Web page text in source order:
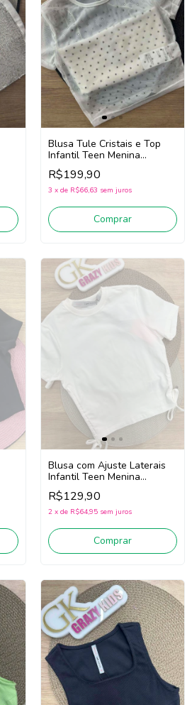
Blusa Tule Cristais e Top
Infantil Teen Menina
Authoria R4730 (Off White)
R$199,90
3 x de R$66,63 sem juros
Comprar
Blusa com Ajuste Laterais
Infantil Teen Menina
Authoria R4466 (Off White)
R$129,90
2 x de R$64,95 sem juros
Comprar